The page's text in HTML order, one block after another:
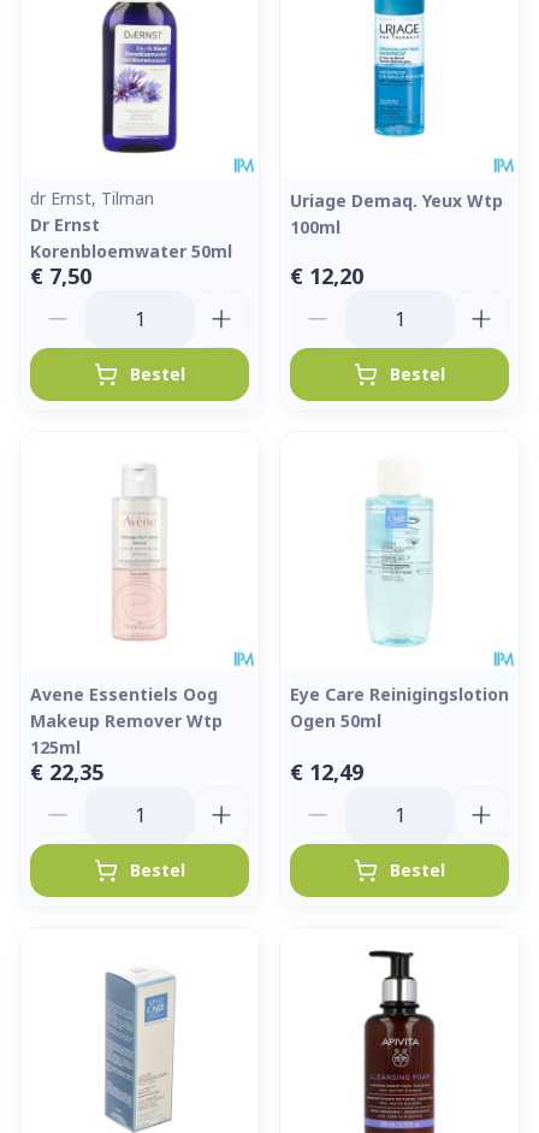
dr Ernst, Tilman
Dr Ernst
Korenbloemwater 50ml
€ 7,50
Bestel
Uriage Demaq. Yeux Wtp
100ml
€ 12,20
Bestel
Avene Essentiels Oog
Makeup Remover Wtp
125ml
€ 22,35
Bestel
Eye Care Reinigingslotion
Ogen 50ml
€ 12,49
Bestel